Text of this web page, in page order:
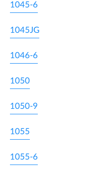
1045-6
1045JG
1046-6
1050
1050-9
1055
1055-6